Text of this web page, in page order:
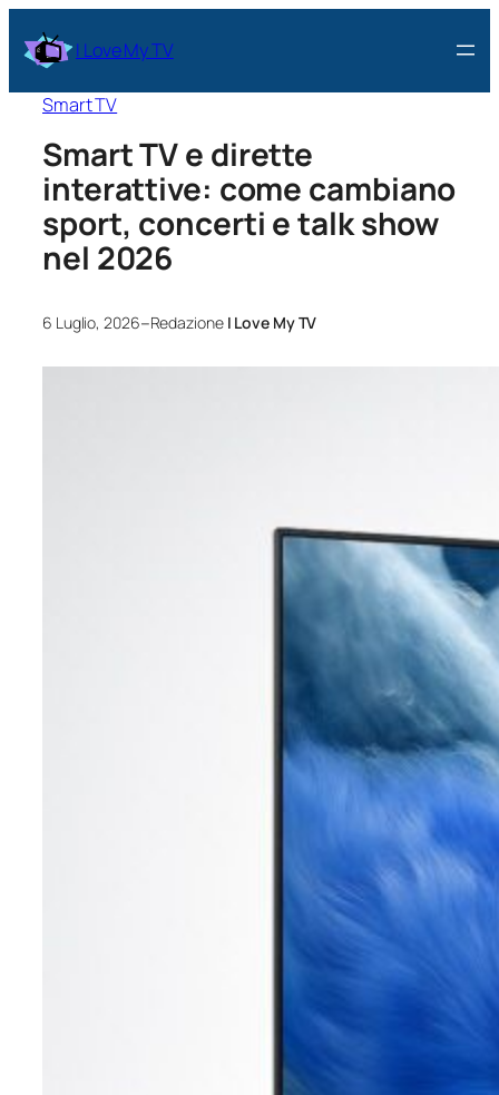
I Love My TV
Smart TV
Smart TV e dirette
interattive: come cambiano
sport, concerti e talk show
nel 2026
6 Luglio, 2026–Redazione I Love My TV